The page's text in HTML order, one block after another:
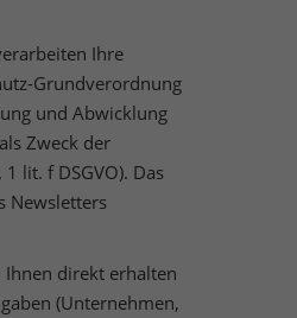
Ihre
Grundverordnung
und Abwicklung
Zweck der
lit. f DSGVO). Das
Newsletters
direkt erhalten
(Unternehmen,